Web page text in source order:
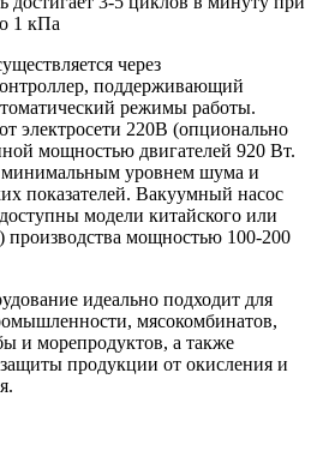
1 кПа
через
поддерживающий
режимы работы.
электросети 220В (опционально
мощностью двигателей 920 Вт.
минимальным уровнем шума и
показателей. Вакуумный насос
модели китайского или
мощностью 100-200
идеально подходит для
мясокомбинатов,
и морепродуктов, а также
продукции от окисления и